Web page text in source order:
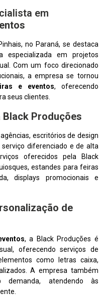
em
no Paraná, se destaca
especializada em projetos
Com um foco direcionado
a empresa se tornou
e eventos, oferecendo
seus clientes.
Produções
escritórios de design
diferenciado e de alta
oferecidos pela Black
estandes para feiras
displays promocionais e
de
, a Black Produções é
oferecendo serviços de
como letras caixa,
A empresa também
atendendo às